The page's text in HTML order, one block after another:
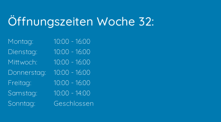
Öffnungszeiten Woche 32:
Montag: 10:00 - 16:00
Dienstag:
10:00 - 16:00
Mittwoch:
10:00 - 16:00
Donnerstag:
10:00 - 16:00
Freitag:
10:00 - 16:00
Samstag:
10:00 - 14:00
Sonntag:
Geschlossen